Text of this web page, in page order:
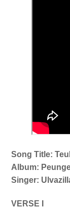
Song Title:
Album:
Singer:
VERSE I